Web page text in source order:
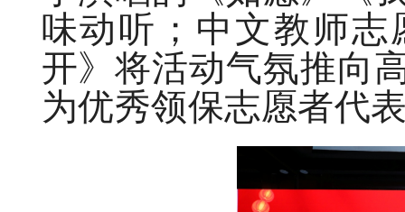
味动听；中文教师
开》将活动气氛推向
为优秀领保志愿者代